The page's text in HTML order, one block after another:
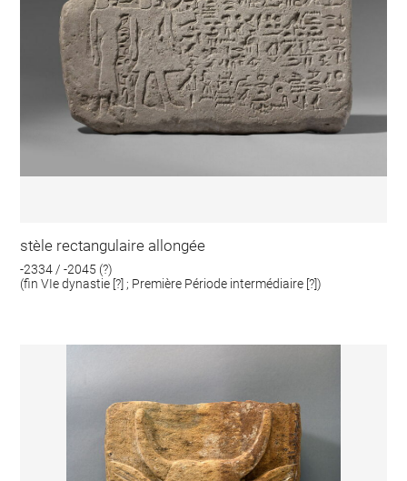
stèle rectangulaire allongée
-2334 / -2045 (?)
(fin VIe dynastie [?] ; Première Période intermédiaire [?])